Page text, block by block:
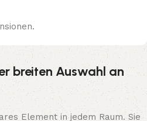
breiten Auswahl an
Element in jedem Raum. Sie